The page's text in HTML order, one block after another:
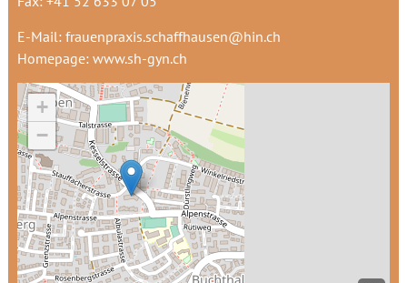
E-Mail: frauenpraxis.schaffhausen@hin.ch
Homepage: www.sh-gyn.ch
+
−